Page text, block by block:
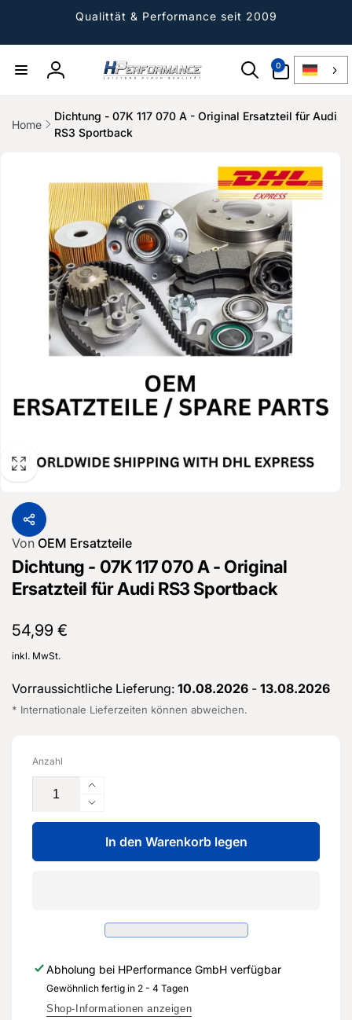
Qualittät & Performance seit 2009
Einloggen
0
Artikel
Home
Dichtung - 07K 117 070 A - Original Ersatzteil für Audi
RS3 Sportback
Von OEM Ersatzteile
Dichtung - 07K 117 070 A - Original
Ersatzteil für Audi RS3 Sportback
Normaler
Preis
54,99 €
inkl. MwSt.
Vorraussichtliche Lieferung: 10.08.2026 - 13.08.2026
* Internationale Lieferzeiten können abweichen.
Anzahl
Erhöhe
die
Menge
für
Dichtung
070
Original
Ersatzteil
für
Verringere
die
Menge
für
117
070
-
Original
Ersatzteil
In den Warenkorb legen
Abholung bei HPerformance GmbH verfügbar
Gewöhnlich fertig in 2 - 4 Tagen
Shop-Informationen anzeigen